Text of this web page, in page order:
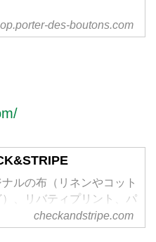
des-boutons.com
ルの布（リネンやコット
）、リバティプリント、パ
、雑貨などのSHOP
checkandstripe.com